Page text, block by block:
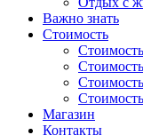
Важно знать
Стоимость
Магазин
Контакты